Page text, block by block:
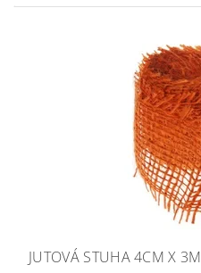
JUTOVÁ STUHA 4CM X